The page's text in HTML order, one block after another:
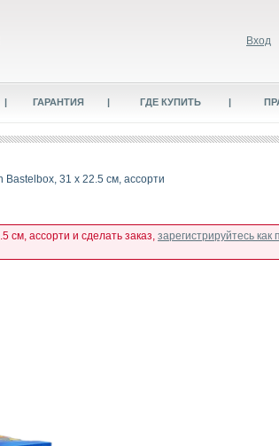
Вход
| ГАРАНТИЯ | ГДЕ КУПИТЬ |
Bastelbox, 31 х 22.5 см, ассорти
см, ассорти и сделать заказ, зарегистрируйтесь как